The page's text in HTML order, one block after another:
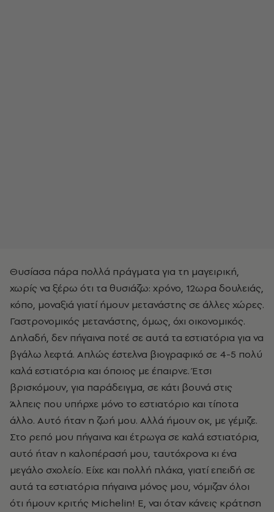
Θυσίασα πάρα πολλά πράγματα για τη μαγειρική,
χωρίς να ξέρω ότι τα θυσιάζω: χρόνο, 12ωρα δουλειάς,
κόπο, μοναξιά γιατί ήμουν μετανάστης σε άλλες χώρες.
Γαστρονομικός μετανάστης, όμως, όχι οικονομικός.
Δηλαδή, δεν πήγαινα ποτέ σε αυτά τα εστιατόρια για να
βγάλω λεφτά. Απλώς έστελνα βιογραφικό σε 4-5 πολύ
καλά εστιατόρια και όποιος με έπαιρνε. Έτσι
βρισκόμουν, για παράδειγμα, σε κάτι βουνά στις
Άλπεις που υπήρχε μόνο το εστιατόριο και τίποτα
άλλο. Αυτό ήταν η ζωή μου. Αλλά ήμουν οκ, με γέμιζε.
Στο ρεπό μου πήγαινα και έτρωγα σε καλά εστιατόρια,
αυτό ήταν η καλοπέρασή μου, ταυτόχρονα κι ένα
μεγάλο σχολείο. Είχε και πολλή πλάκα, γιατί επειδή σε
αυτά τα εστιατόρια πήγαινα μόνος μου, νόμιζαν όλοι
ότι ήμουν κριτής Michelin! Ε, ναι όταν κάνεις κράτηση